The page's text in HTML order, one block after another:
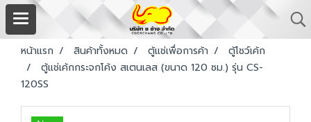
หน้าแรก สินค้าทั้งหมด ตู้แช่เพื่อการค้า
ตู้โชว์เค้ก
ตู้แช่เค้กกระจกโค้ง สเตนเลส (ขนาด 120 ซม.) รุ่น CS-
120SS